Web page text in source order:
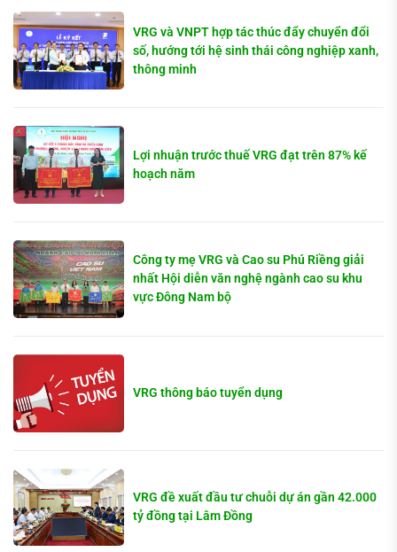
VRG và VNPT hợp tác thúc đẩy chuyển đổi
số, hướng tới hệ sinh thái công nghiệp xanh,
thông minh
Lợi nhuận trước thuế VRG đạt trên 87% kế
hoạch năm
Công ty mẹ VRG và Cao su Phú Riềng giải
nhất Hội diễn văn nghệ ngành cao su khu
vực Đông Nam bộ
VRG thông báo tuyển dụng
VRG đề xuất đầu tư chuỗi dự án gần 42.000
tỷ đồng tại Lâm Đồng